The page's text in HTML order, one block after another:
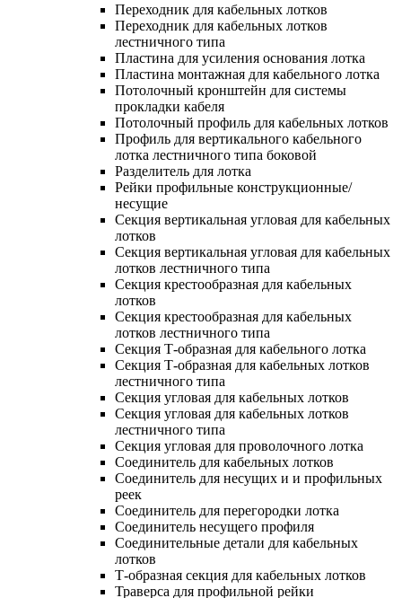
Переходник для кабельных лотков
Переходник для кабельных лотков
лестничного типа
Пластина для усиления основания лотка
Пластина монтажная для кабельного лотка
Потолочный кронштейн для системы
прокладки кабеля
Потолочный профиль для кабельных лотков
Профиль для вертикального кабельного
лотка лестничного типа боковой
Разделитель для лотка
Рейки профильные конструкционные/
несущие
Секция вертикальная угловая для кабельных
лотков
Секция вертикальная угловая для кабельных
лотков лестничного типа
Секция крестообразная для кабельных
лотков
Секция крестообразная для кабельных
лотков лестничного типа
Секция Т-образная для кабельного лотка
Секция Т-образная для кабельных лотков
лестничного типа
Секция угловая для кабельных лотков
Секция угловая для кабельных лотков
лестничного типа
Секция угловая для проволочного лотка
Соединитель для кабельных лотков
Соединитель для несущих и и профильных
реек
Соединитель для перегородки лотка
Соединитель несущего профиля
Соединительные детали для кабельных
лотков
Т-образная секция для кабельных лотков
Траверса для профильной рейки